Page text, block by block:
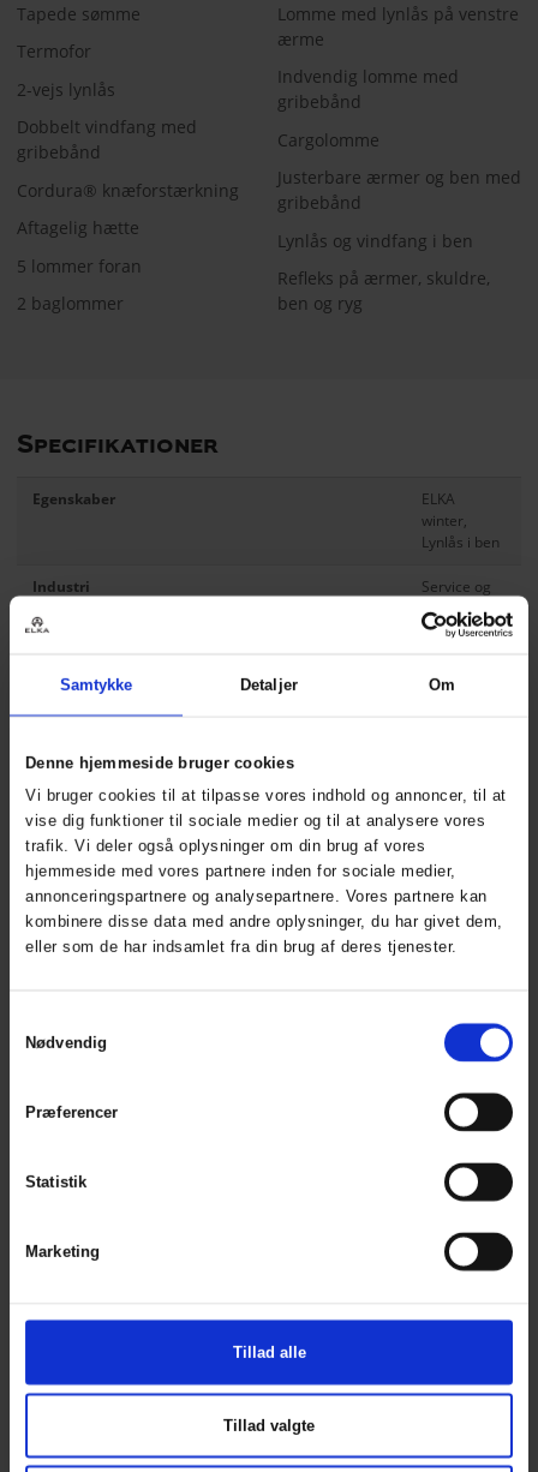
Samtykke Detaljer Om
Denne hjemmeside bruger cookies
Vi bruger cookies til at tilpasse vores indhold og annoncer, til at
vise dig funktioner til sociale medier og til at analysere vores
trafik. Vi deler også oplysninger om din brug af vores
hjemmeside med vores partnere inden for sociale medier,
annonceringspartnere og analysepartnere. Vores partnere kan
kombinere disse data med andre oplysninger, du har givet dem,
eller som de har indsamlet fra din brug af deres tjenester.
Nødvendig
Præferencer
Statistik
Marketing
Tillad alle
Tillad valgte
Tapede sømme
Termofor
2-vejs lynlås
Dobbelt vindfang med
gribebånd
Cordura® knæforstærkning
Aftagelig hætte
5 lommer foran
2 baglommer
Lomme med lynlås på venstre
ærme
Indvendig lomme med
gribebånd
Cargolomme
Justerbare ærmer og ben med
gribebånd
Lynlås og vindfang i ben
Refleks på ærmer, skuldre,
ben og ryg
Specifikationer
Egenskaber
ELKA
winter,
Lynlås i ben
Industri
Service og
Vedligehold,
Fiskeri,
Anlæg,
Transport
Produkttype Heldragt
Skridtlængde str. L 79 cm
in
Db No 1603451
300D
Oxford,
190g/m²,
Polyester,
PU hvid
8.000mm
H2O, C0-
Forstærkning
500D
210g/m²,
C0-
Foring
210T